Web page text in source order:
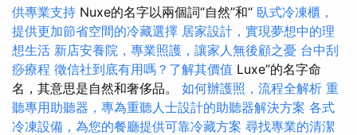
供專業支持 Nuxe的名字以兩個詞“自然”和“ 臥式冷凍櫃，
提供更加節省空間的冷藏選擇 居家設計，實現夢想中的理
想生活 新店安養院，專業照護，讓家人無後顧之憂 台中刮
痧療程 徵信社到底有用嗎？了解其價值 Luxe”的名字命
名，其意思是自然和奢侈品。 如何辦護照，流程全解析 重
聽專用助聽器，專為重聽人士設計的助聽器解決方案 各式
冷凍設備，為您的餐廳提供可靠冷藏方案 尋找專業的清潔